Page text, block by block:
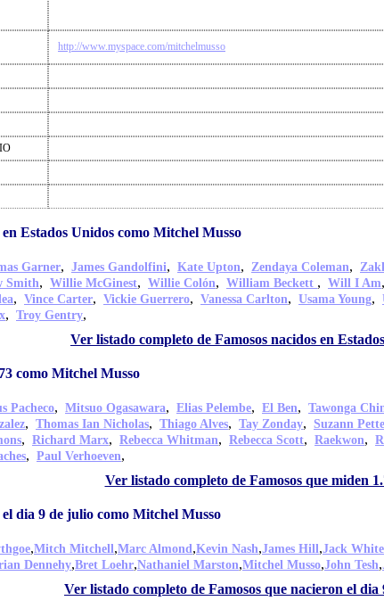
http://www.myspace.com/mitchelmusso
Estados Unidos como Mitchel Musso
Garner, James Gandolfini, Kate Upton, Zendaya Coleman,
Smith, Willie McGinest, Willie Colón, William Beckett , Will I Am,
, Vince Carter, Vickie Guerrero, Vanessa Carlton, Usama Young,
, Troy Gentry,
Ver listado completo de Famosos nacidos en
como Mitchel Musso
Pacheco, Mitsuo Ogasawara, Elias Pelembe, El Ben, Tawonga
, Thomas Ian Nicholas, Thiago Alves, Tay Zonday, Suzann
, Richard Marx, Rebecca Whitman, Rebecca Scott, Raekwon,
, Paul Verhoeven,
Ver listado completo de Famosos que miden
dia 9 de julio como Mitchel Musso
,Mitch Mitchell,Marc Almond,Kevin Nash,James Hill,Jack White
Dennehy,Bret Loehr,Nathaniel Marston,Mitchel Musso,John Tesh,
Ver listado completo de Famosos que nacieron el